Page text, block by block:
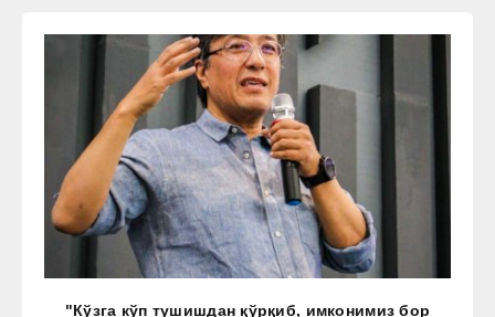
"Кўзга кўп тушишдан қўрқиб, имконимиз бор